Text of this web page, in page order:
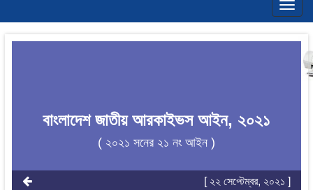
বাংলাদেশ জাতীয় আরকাইভস আইন, ২০২১
( ২০২১ সনের ২১ নং আইন )
[ ২২ সেপ্টেম্বর, ২০২১ ]